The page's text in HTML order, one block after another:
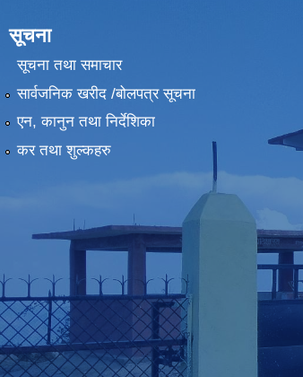
सूचना
सूचना तथा समाचार
सार्वजनिक खरीद /बोलपत्र सूचना
एन, कानुन तथा निर्देशिका
कर तथा शुल्कहरु